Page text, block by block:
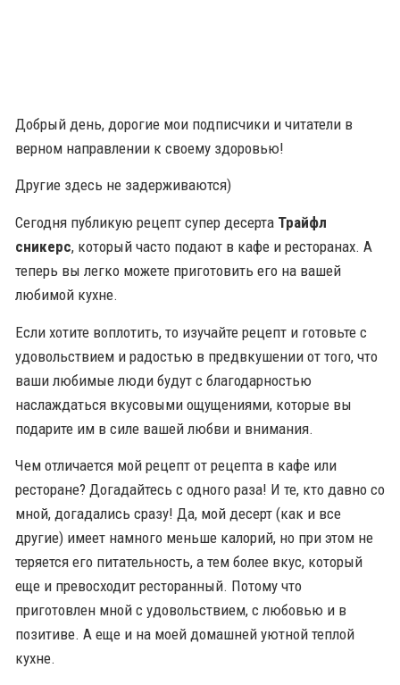
Добрый день, дорогие мои подписчики и читатели в
верном направлении к своему здоровью!
Другие здесь не задерживаются)
Сегодня публикую рецепт супер десерта Трайфл
сникерс, который часто подают в кафе и ресторанах. А
теперь вы легко можете приготовить его на вашей
любимой кухне.
Если хотите воплотить, то изучайте рецепт и готовьте с
удовольствием и радостью в предвкушении от того, что
ваши любимые люди будут с благодарностью
наслаждаться вкусовыми ощущениями, которые вы
подарите им в силе вашей любви и внимания.
Чем отличается мой рецепт от рецепта в кафе или
ресторане? Догадайтесь с одного раза! И те, кто давно со
мной, догадались сразу! Да, мой десерт (как и все
другие) имеет намного меньше калорий, но при этом не
теряется его питательность, а тем более вкус, который
еще и превосходит ресторанный. Потому что
приготовлен мной с удовольствием, с любовью и в
позитиве. А еще и на моей домашней уютной теплой
кухне.